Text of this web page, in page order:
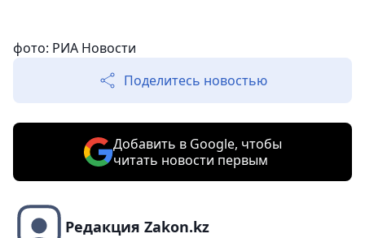
фото: РИА Новости
Поделитесь новостью
Добавить в Google, чтобы
читать новости первым
Редакция Zakon.kz